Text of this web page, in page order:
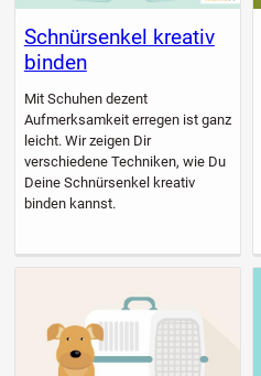
Schnürsenkel kreativ
binden
Mit Schuhen dezent
Aufmerksamkeit erregen ist ganz
leicht. Wir zeigen Dir
verschiedene Techniken, wie Du
Deine Schnürsenkel kreativ
binden kannst.